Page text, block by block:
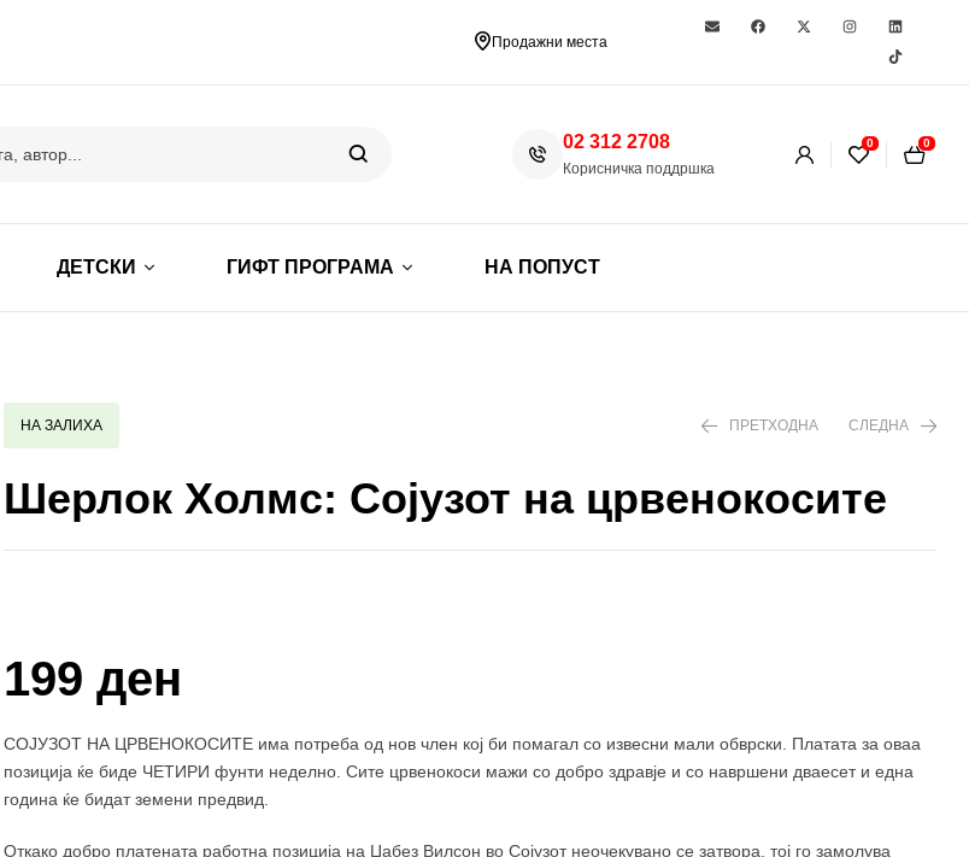
Продажни места
02 312 2708
Корисничка поддршка
0 0
ДЕТСКИ ГИФТ ПРОГРАМА НА ПОПУСТ
НА ЗАЛИХА ПРЕТХОДНА
350 ден
299 ден
СЛЕДНА
490 ден
Шерлок Холмс: Сојузот на црвенокосите
199 ден
СОЈУЗОТ НА ЦРВЕНОКОСИТЕ има потреба од нов член кој би помагал со извесни мали обврски. Платата за оваа
позиција ќе биде ЧЕТИРИ фунти неделно. Сите црвенокоси мажи со добро здравје и со навршени дваесет и една
година ќе бидат земени предвид.
Откако добро платената работна позиција на Џабез Вилсон во Сојузот неочекувано се затвора, тој го замолува